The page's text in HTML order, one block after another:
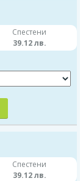
Спестени
39.12 лв.
Спестени
39.12 лв.